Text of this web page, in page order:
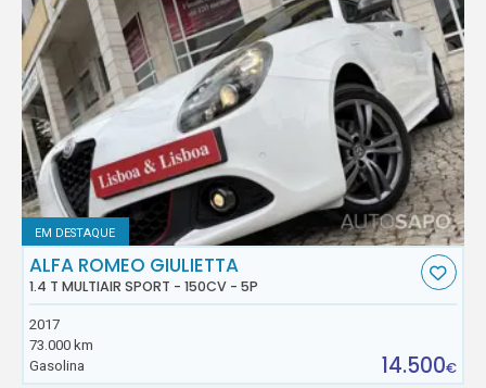
EM DESTAQUE
ALFA ROMEO GIULIETTA
1.4 T MULTIAIR SPORT - 150CV - 5P
2017
73.000 km
Gasolina
14.500€